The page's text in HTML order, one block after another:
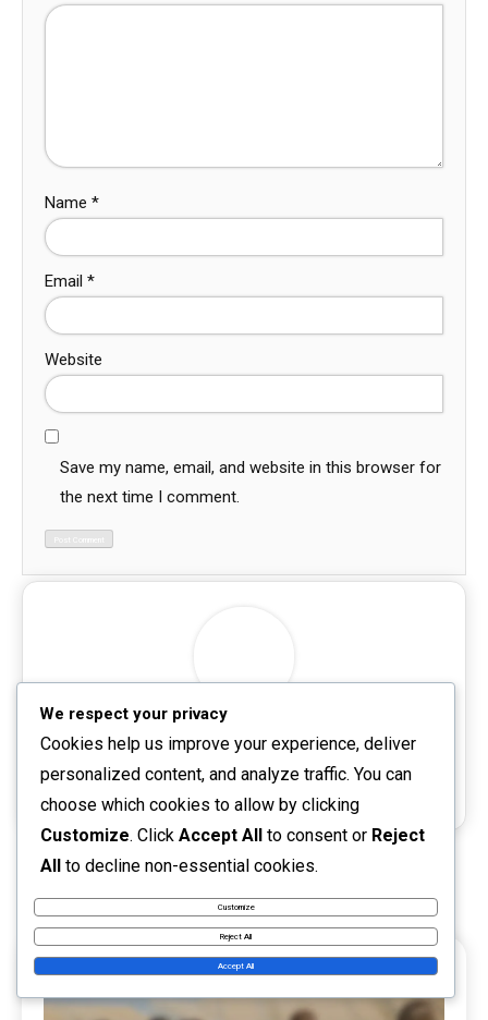
Name *
Email *
Website
Save my name, email, and website in this browser for
the next time I comment.
sofiaramirez-b92n
Website:
We respect your privacy
Cookies help us improve your experience, deliver
personalized content, and analyze traffic. You can
choose which cookies to allow by clicking
Customize. Click Accept All to consent or Reject
All to decline non-essential cookies.
Customize
Reject All
Accept All